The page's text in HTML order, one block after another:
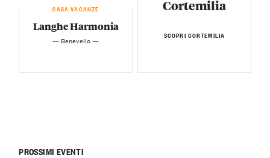
CASA VACANZE
Langhe Harmonia
— Benevello —
Cortemilia
SCOPRI CORTEMILIA
PROSSIMI EVENTI